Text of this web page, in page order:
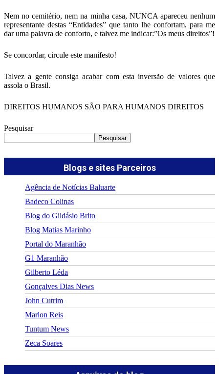
Nem no cemitério, nem na minha casa, NUNCA apareceu nenhum
representante destas “Entidades” que tanto lhe confortam, para me
dar uma palavra de conforto, e talvez me indicar:”Os meus direitos”!
Se concordar, circule este manifesto!
Talvez a gente consiga acabar com esta inversão de valores que
assola o Brasil.
DIREITOS HUMANOS SÃO PARA HUMANOS DIREITOS
Pesquisar
Pesquisar
Blogs e sites Parceiros
Agência de Notícias Baluarte
Badeco Colinas
Blog do Gildásio Brito
Blog Matias Marinho
Portal do Maranhão
G1 Maranhão
Gilberto Léda
Gonçalves Dias News
John Cutrim
Marlon Reis
Tuntum News
Zeca Soares